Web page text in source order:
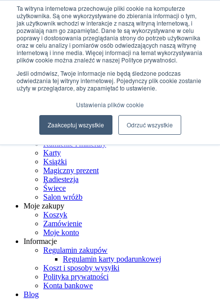
Ta witryna internetowa przechowuje pliki cookie na komputerze
użytkownika. Są one wykorzystywane do zbierania informacji o tym,
jak użytkownik wchodzi w interakcje z naszą witryną internetową, i
pozwalają nam go zapamiętać. Dane te są wykorzystywane w celu
poprawy i dostosowania przeglądania strony do potrzeb użytkownika
oraz w celu analizy i pomiarów osób odwiedzających naszą witrynę
internetową i inne media. Więcej informacji na temat wykorzystywania
plików cookie można znaleźć w naszej Polityce prywatności.
Jeśli odmówisz, Twoje informacje nie będą śledzone podczas
odwiedzania tej witryny internetowej. Pojedynczy plik cookie zostanie
użyty w przeglądarce, aby zapamiętać to ustawienie.
Ustawienia plików cookie
Zaakceptuj wszystkie Odrzuć wszystkie
Przejdź do treści
+48 507 498 341
sklep@ksiegarniamagiczna.pl
sklep internetowy 24h/7
Wyszukiwarka produktów
Biżuteria ezoteryczna
Czarostwo
Dom wiedźmy
Kamienie i minerały
Karty
Książki
Magiczny prezent
Radiestezja
Świece
Salon wróżb
Moje zakupy
Koszyk
Zamówienie
Moje konto
Informacje
Regulamin zakupów
Regulamin karty podarunkowej
Koszt i sposoby wysyłki
Polityka prywatności
Konta bankowe
Blog